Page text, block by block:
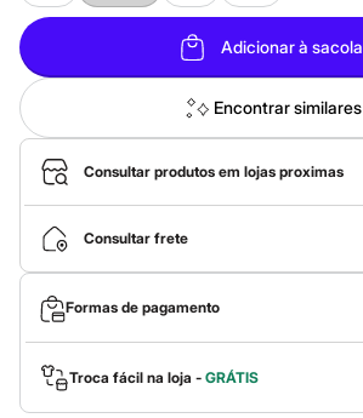
Em alta
Inverno
Alfaiataria
Novidades
Roupas
Blusas e Camisetas
Básicos
Calças
Casacos e Jaquetas
Jeans
Macacões
Saias
Shorts e Bermudas
Vestidos
Acessórios
Bolsas
Bonés e Chapéus
Bijoux
Cintos
Adicionar à sacola
Encontrar similares
Consultar produtos em lojas proximas
Consultar frete
Formas de pagamento
Troca fácil na loja - GRÁTIS